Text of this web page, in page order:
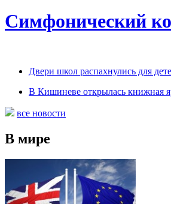
Симфонический
Двери школ распахнулись для
В Кишиневе открылась книжная
все новости
В мире